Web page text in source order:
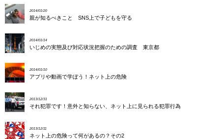
2014/01/20
親が知るべきこと SNS上で子どもを守る
2014/01/14
いじめの実態及び対応状況把握のための調査 東京都
2014/01/10
アプリや動画で学ぼう！ネット上の危険
2013/12/31
それ犯罪です！意外と知らない、ネット上に見られる犯罪行為
2013/12/11
ネット上の危険って何があるの？その2